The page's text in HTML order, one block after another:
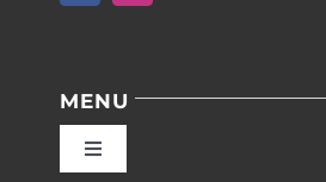
MENU
Toggle